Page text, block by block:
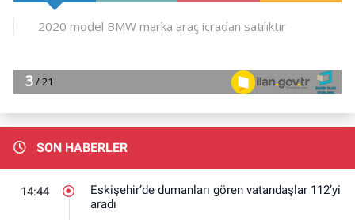
SON HABERLER
14:44
Eskişehir’de dumanları gören vatandaşlar 112’yi
aradı